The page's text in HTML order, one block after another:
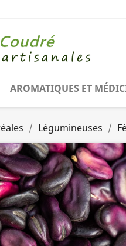
AROMATIQUES ET
Légumineuses